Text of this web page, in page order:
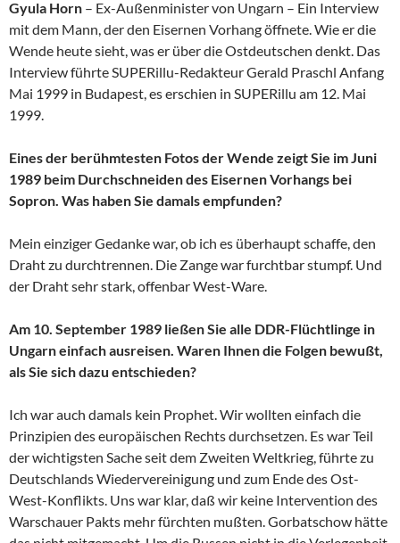
Gyula Horn – Ex-Außenminister von Ungarn – Ein Interview
mit dem Mann, der den Eisernen Vorhang öffnete. Wie er die
Wende heute sieht, was er über die Ostdeutschen denkt. Das
Interview führte SUPERillu-Redakteur Gerald Praschl Anfang
Mai 1999 in Budapest, es erschien in SUPERillu am 12. Mai
1999.
Eines der berühmtesten Fotos der Wende zeigt Sie im Juni
1989 beim Durchschneiden des Eisernen Vorhangs bei
Sopron. Was haben Sie damals empfunden?
Mein einziger Gedanke war, ob ich es überhaupt schaffe, den
Draht zu durchtrennen. Die Zange war furchtbar stumpf. Und
der Draht sehr stark, offenbar West-Ware.
Am 10. September 1989 ließen Sie alle DDR-Flüchtlinge in
Ungarn einfach ausreisen. Waren Ihnen die Folgen bewußt,
als Sie sich dazu entschieden?
Ich war auch damals kein Prophet. Wir wollten einfach die
Prinzipien des europäischen Rechts durchsetzen. Es war Teil
der wichtigsten Sache seit dem Zweiten Weltkrieg, führte zu
Deutschlands Wiedervereinigung und zum Ende des Ost-
West-Konflikts. Uns war klar, daß wir keine Intervention des
Warschauer Pakts mehr fürchten mußten. Gorbatschow hätte